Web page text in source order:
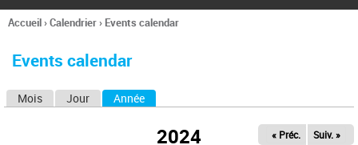
l
h
e
Vous
ici
Accueil›Calendrier› Events calendar
Events calendar
Mois Jour Année
2024 « Préc. Suiv. »